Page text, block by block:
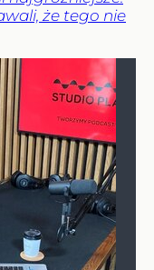
że tego nie